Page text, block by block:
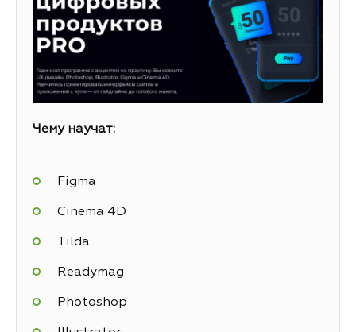
Чему научат:
Figma
Cinema 4D
Tilda
Readymag
Photoshop